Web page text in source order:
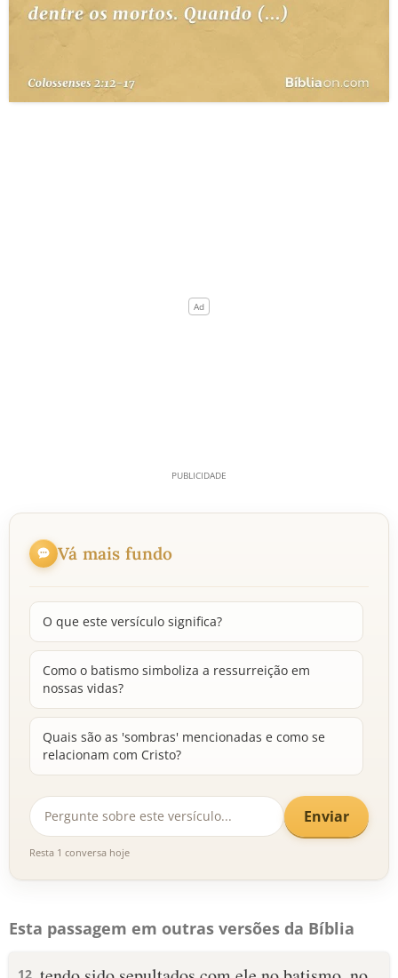
Vá mais fundo
O que este versículo significa?
Como o batismo simboliza a ressurreição em
nossas vidas?
Quais são as 'sombras' mencionadas e como se
relacionam com Cristo?
Enviar
Resta 1 conversa hoje
Esta passagem em outras versões da Bíblia
12